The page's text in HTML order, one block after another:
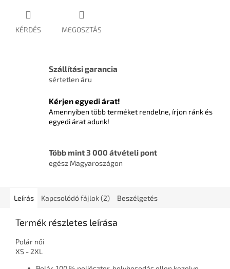
KÉRDÉS MEGOSZTÁS
Szállítási garancia
sértetlen áru
Kérjen egyedi árat!
Amennyiben több terméket rendelne, írjon ránk és
egyedi árat adunk!
Több mint 3 000 átvételi pont
egész Magyaroszágon
Leírás Kapcsolódó fájlok (2) Beszélgetés
Termék részletes leírása
Polár női
XS - 2XL